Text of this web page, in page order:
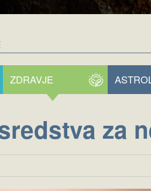
ZDRAVJE
za